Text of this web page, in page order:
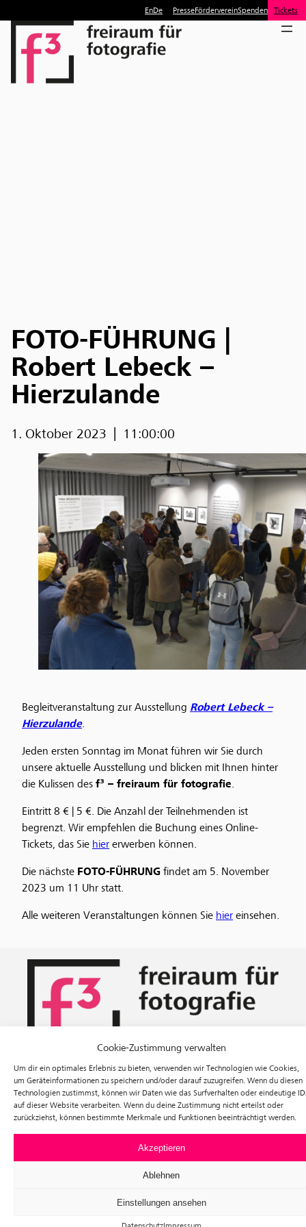
Cookie-Zustimmung verwalten
Um dir ein optimales Erlebnis zu bieten, verwenden wir Technologien wie Cookies,
um Geräteinformationen zu speichern und/oder darauf zuzugreifen. Wenn du diesen
Technologien zustimmst, können wir Daten wie das Surfverhalten oder eindeutige
auf dieser Website verarbeiten. Wenn du deine Zustimmung nicht erteilst oder
zurückziehst, können bestimmte Merkmale und Funktionen beeinträchtigt werden.
Akzeptieren
Ablehnen
Einstellungen ansehen
EnDe PresseFördervereinSpenden Tickets
FOTO-FÜHRUNG |
Robert Lebeck –
Hierzulande
1. Oktober 2023 11:00:00
Begleitveranstaltung zur Ausstellung Robert Lebeck –
Hierzulande.
Jeden ersten Sonntag im Monat führen wir Sie durch
unsere aktuelle Ausstellung und blicken mit Ihnen hinter
die Kulissen des f³ – freiraum für fotografie
Eintritt 8 € | 5 €. Die Anzahl der Teilnehmenden ist
begrenzt. Wir empfehlen die Buchung eines Online-
Tickets, das Sie hier erwerben können.
Die nächste FOTO-FÜHRUNG findet am 5. November
2023 um 11 Uhr statt.
Alle weiteren Veranstaltungen können Sie hier einsehen.
Ausstellungen
Veranstaltungen
Besuch
Tickets